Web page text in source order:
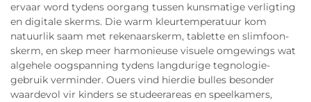
ervaar word tydens oorgang tussen kunsmatige verligting
en digitale skerms. Die warm kleurtemperatuur kom
natuurlik saam met rekenaarskerm, tablette en slimfoon-
skerm, en skep meer harmonieuse visuele omgewings wat
algehele oogspanning tydens langdurige tegnologie-
gebruik verminder. Ouers vind hierdie bulles besonder
waardevol vir kinders se studeerareas en speelkamers,